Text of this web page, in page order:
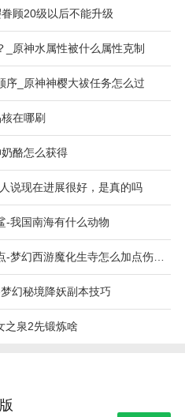
顾20级以后不能升级
_原神水属性被什么属性克制
序_原神神樱大祓任务怎么过
在哪刷
酪怎么获得
说现在进展很好，是真的吗
-我国南海有什么动物
梦幻西游手游化生寺加点-梦幻西游魔化生寺怎么加点伤害高
幻秘境降妖副本技巧
之泉2先锻炼啥